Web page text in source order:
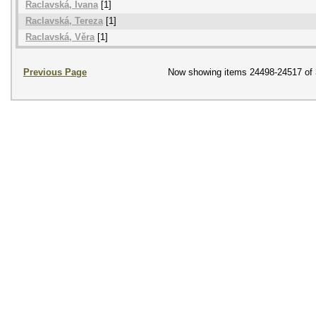
Raclavská, Ivana[1]
Raclavská, Tereza [1]
Raclavská, Věra[1]
Previous Page Now showing items 24498-24517 of